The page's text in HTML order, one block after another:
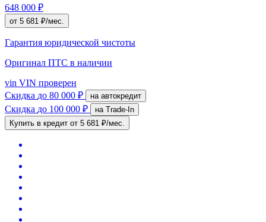
648 000 ₽
от 5 681 ₽/мес.
Гарантия юридической чистоты
Оригинал ПТС в наличии
vin VIN проверен
Скидка до 80 000 ₽ на автокредит
Скидка до 100 000 ₽
на Trade-In
Купить в кредит от 5 681 ₽/мес.